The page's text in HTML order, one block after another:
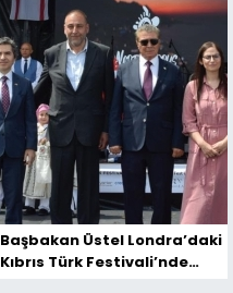
Başbakan Üstel Londra’daki
Kıbrıs Türk Festivali’nde